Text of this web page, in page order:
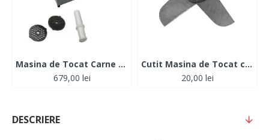
Masina de Tocat Carne Profesionala MK12, 1650W,150kg/h
679,00 lei
Cutit Masina de Tocat carbon nr.10 MKCS-10
20,00 lei
DESCRIERE